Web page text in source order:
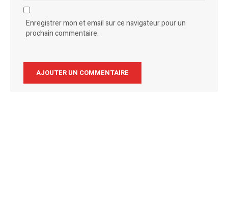
Enregistrer mon et email sur ce navigateur pour un
prochain commentaire.